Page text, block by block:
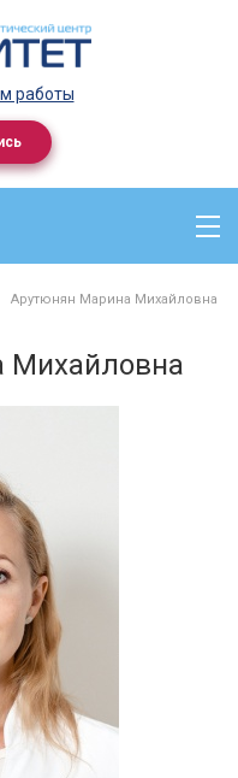
работы
Арутюнян Марина Михайловна
Михайловна